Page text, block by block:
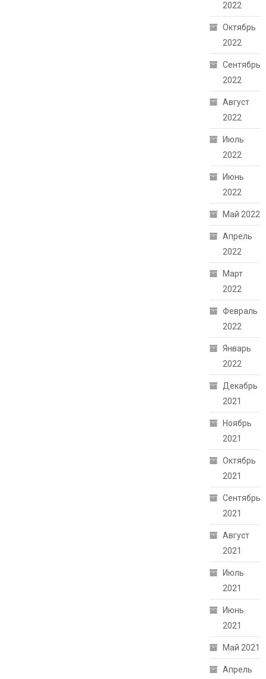
2022
Октябрь
2022
Сентябрь
2022
Август
2022
Июль
2022
Июнь
2022
Май 2022
Апрель
2022
Март
2022
Февраль
2022
Январь
2022
Декабрь
2021
Ноябрь
2021
Октябрь
2021
Сентябрь
2021
Август
2021
Июль
2021
Июнь
2021
Май 2021
Апрель